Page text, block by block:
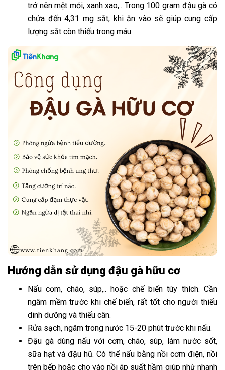
trở nên mệt mỏi, xanh xao,.. Trong 100 gram đậu gà có
chứa đến 4,31 mg sắt, khi ăn vào sẽ giúp cung cấp
lượng sắt còn thiếu trong máu.
Hướng dẫn sử dụng đậu gà hữu cơ
Nấu cơm, cháo, súp,.. hoặc chế biến tùy thích. Cần
ngâm mềm trước khi chế biến, rất tốt cho người thiếu
dinh dưỡng và thiếu cân.
Rửa sạch, ngâm trong nước 15-20 phút trước khi nấu.
Đậu gà dùng nấu với cơm, cháo, súp, làm nước sốt,
sữa hạt và đậu hũ. Có thể nấu bằng nồi cơm điện, nồi
trên bếp hoặc cho vào nồi áp suất hầm giúp nhừ nhanh